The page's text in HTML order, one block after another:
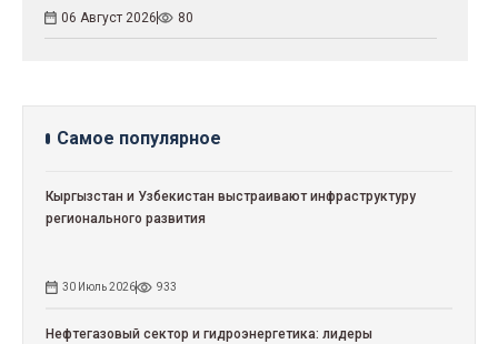
06 Август 2026 80
Самое популярное
Кыргызстан и Узбекистан выстраивают инфраструктуру
регионального развития
30 Июль 2026 933
Нефтегазовый сектор и гидроэнергетика: лидеры